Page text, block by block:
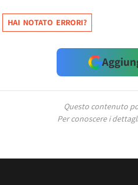
HAI NOTATO ERRORI?
Questo contenuto
Per conoscere i